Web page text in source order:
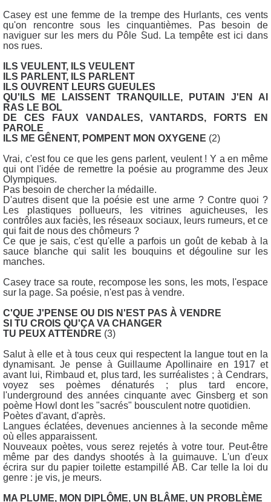
Casey est une femme de la trempe des Hurlants, ces vents
qu'on rencontre sous les cinquantièmes. Pas besoin de
naviguer sur les mers du Pôle Sud. La tempête est ici dans
nos rues.
ILS VEULENT, ILS VEULENT
ILS PARLENT, ILS PARLENT
ILS OUVRENT LEURS GUEULES
QU'ILS ME LAISSENT TRANQUILLE, PUTAIN J'EN AI
RAS LE BOL
DE CES FAUX VANDALES, VANTARDS, FORTS EN
PAROLE
ILS ME GÊNENT, POMPENT MON OXYGENE (2)
Vrai, c'est fou ce que les gens parlent, veulent ! Y a en même
qui ont l'idée de remettre la poésie au programme des Jeux
Olympiques.
Pas besoin de chercher la médaille.
D'autres disent que la poésie est une arme ? Contre quoi ?
Les plastiques pollueurs, les vitrines aguicheuses, les
contrôles aux faciès, les réseaux sociaux, leurs rumeurs, et ce
qui fait de nous des chômeurs ?
Ce que je sais, c'est qu'elle a parfois un goût de kebab à la
sauce blanche qui salit les bouquins et dégouline sur les
manches.
Casey trace sa route, recompose les sons, les mots, l'espace
sur la page. Sa poésie, n'est pas à vendre.
C'QUE J'PENSE OU DIS N'EST PAS À VENDRE
SI TU CROIS QU'ÇA VA CHANGER
TU PEUX ATTENDRE (3)
Salut à elle et à tous ceux qui respectent la langue tout en la
dynamisant. Je pense à Guillaume Apollinaire en 1917 et
avant lui, Rimbaud et, plus tard, les surréalistes ; à Cendrars,
voyez ses poèmes dénaturés ; plus tard encore,
l'underground des années cinquante avec Ginsberg et son
poème Howl dont les "sacrés" bousculent notre quotidien.
Poètes d'avant, d'après.
Langues éclatées, devenues anciennes à la seconde même
où elles apparaissent.
Nouveaux poètes, vous serez rejetés à votre tour. Peut-être
même par des dandys shootés à la guimauve. L'un d'eux
écrira sur du papier toilette estampillé AB. Car telle la loi du
genre : je vis, je meurs.
MA PLUME, MON DIPLÔME, UN BLÂME, UN PROBLÈME